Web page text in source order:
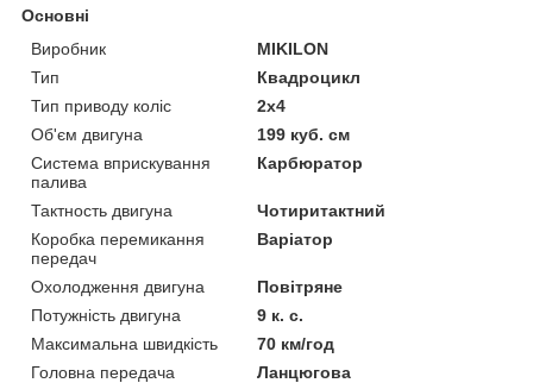
Основні
Виробник
MIKILON
Тип
Квадроцикл
Тип приводу коліс
2х4
Об'єм двигуна
199 куб. см
Система вприскування
палива
Карбюратор
Тактность двигуна
Чотиритактний
Коробка перемикання
передач
Варіатор
Охолодження двигуна
Повітряне
Потужність двигуна
9 к. с.
Максимальна швидкість
70 км/год
Головна передача
Ланцюгова